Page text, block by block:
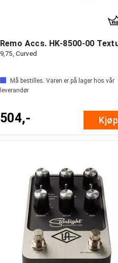
9,75, Curved
Må bestilles. Varen er på lager hos vår
leverandør
504,- Kjøp